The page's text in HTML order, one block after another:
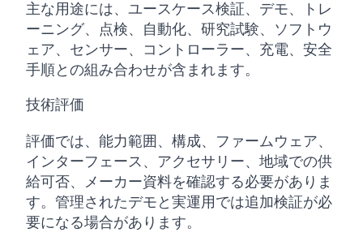
主な用途には、ユースケース検証、デモ、トレ
ーニング、点検、自動化、研究試験、ソフトウ
ェア、センサー、コントローラー、充電、安全
手順との組み合わせが含まれます。
技術評価
評価では、能力範囲、構成、ファームウェア、
インターフェース、アクセサリー、地域での供
給可否、メーカー資料を確認する必要がありま
す。管理されたデモと実運用では追加検証が必
要になる場合があります。